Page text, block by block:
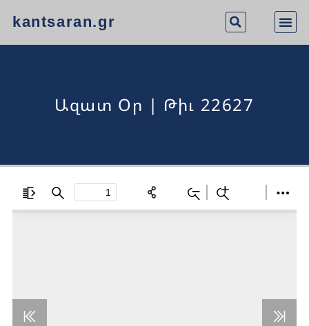
kantsaran.gr
Ազատ Օր | Թիւ 22627